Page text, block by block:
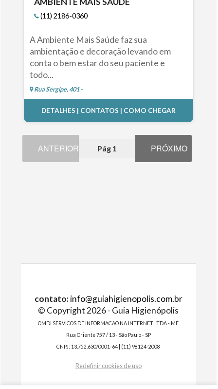
(11) 2186-0360
A Ambiente Mais Saúde faz sua
ambientação e decoração levando em
conta o bem estar do seu paciente e
todo...
Rua Sergipe, 401 -
DETALHES | CONTATOS | COMO CHEGAR
ANTERIOR Pág 1 PRÓXIMO
contato: info@guiahigienopolis.com.br
© Copyright 2026 - Guia Higienópolis
OMDI SERVICOS DE INFORMACAO NA INTERNET LTDA - ME
Rua Oriente 757 / 13 - São Paulo - SP
CNPJ: 13.752.630/0001-64 | (11) 98124-2008
Redefinir cookies de uso